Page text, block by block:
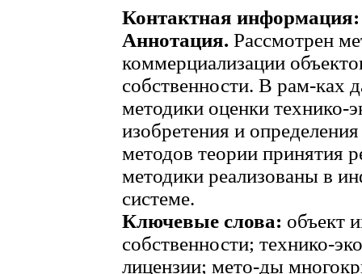
Контактная информация:
Аннотация. Рассмотрен
коммерциализации
собственности. В рам-ках
методики оценки технико-
изобретения и
методов теории принятия
методики реализованы в
системе.
Ключевые слова: объект
собственности; технико-
лицензии; мето-ды